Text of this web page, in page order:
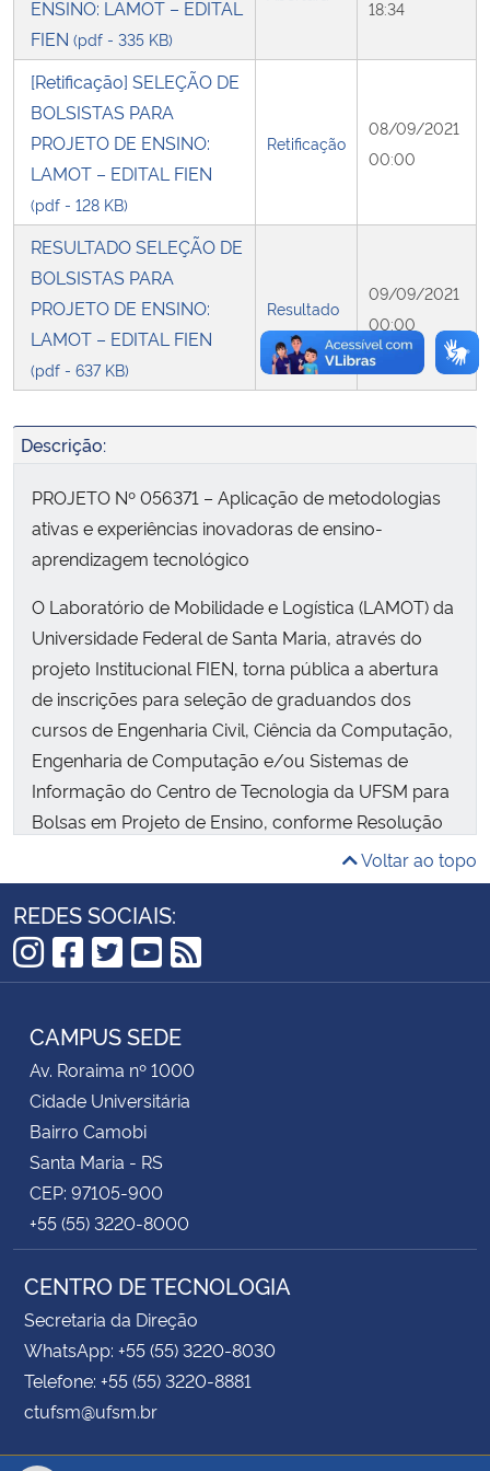
Secretaria-Geral
Secretaria de Governo
Gabinete de Segurança Institucional
Advocacia-Geral da União
Banco Central do Brasil
Planalto
ENSINO: LAMOT – EDITAL
FIEN (pdf - 335 KB)
18:34
[Retificação] SELEÇÃO DE
BOLSISTAS PARA
PROJETO DE ENSINO:
LAMOT – EDITAL FIEN
(pdf - 128 KB)
Retificação
08/09/2021
00:00
RESULTADO SELEÇÃO DE
BOLSISTAS PARA
PROJETO DE ENSINO:
LAMOT – EDITAL FIEN
(pdf - 637 KB)
Resultado
09/09/2021
00:00
Descrição:
PROJETO Nº 056371 – Aplicação de metodologias
ativas e experiências inovadoras de ensino-
aprendizagem tecnológico
O Laboratório de Mobilidade e Logística (LAMOT) da
Universidade Federal de Santa Maria, através do
projeto Institucional FIEN, torna pública a abertura
de inscrições para seleção de graduandos dos
cursos de Engenharia Civil, Ciência da Computação,
Engenharia de Computação e/ou Sistemas de
Informação do Centro de Tecnologia da UFSM para
Bolsas em Projeto de Ensino, conforme Resolução
Voltar ao topo
REDES SOCIAIS:
Instagram
Facebook
Twitter
YouTube
RSS
CAMPUS SEDE
Av. Roraima nº 1000
Cidade Universitária
Bairro Camobi
Santa Maria - RS
CEP: 97105-900
+55 (55) 3220-8000
CENTRO DE TECNOLOGIA
Secretaria da Direção
WhatsApp: +55 (55) 3220-8030
Telefone: +55 (55) 3220-8881
ctufsm@ufsm.br